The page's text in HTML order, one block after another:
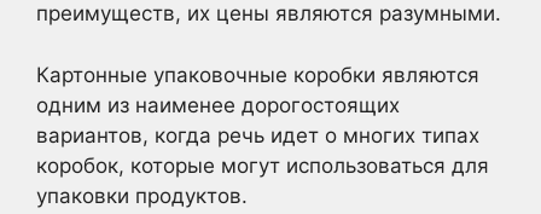
преимуществ, их цены являются разумными.
Картонные упаковочные коробки являются
одним из наименее дорогостоящих
вариантов, когда речь идет о многих типах
коробок, которые могут использоваться для
упаковки продуктов.